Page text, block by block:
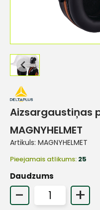
Aizsargaustiņas
MAGNYHELMET
Artikuls: MAGNYHELMET
Pieejamais atlikums: 25
Daudzums
- +